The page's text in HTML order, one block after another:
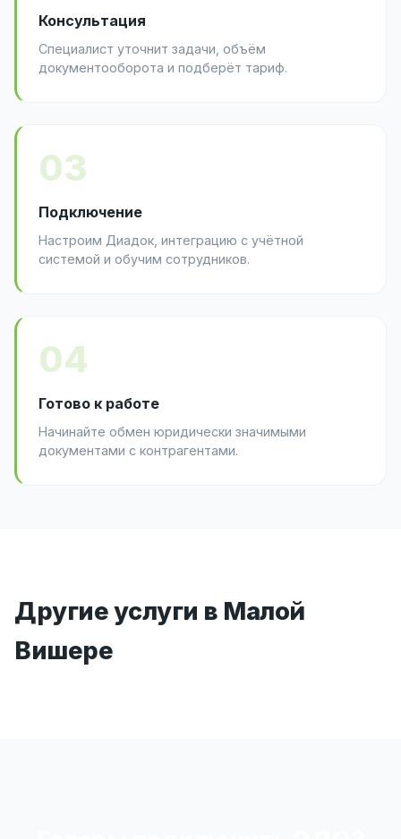
Консультация
Специалист уточнит задачи, объём
документооборота и подберёт тариф.
03
Подключение
Настроим Диадок, интеграцию с учётной
системой и обучим сотрудников.
04
Готово к работе
Начинайте обмен юридически значимыми
документами с контрагентами.
Другие услуги в Малой
Вишере